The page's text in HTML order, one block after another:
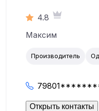
4.8
Максим
Производитель
Открыть контакты